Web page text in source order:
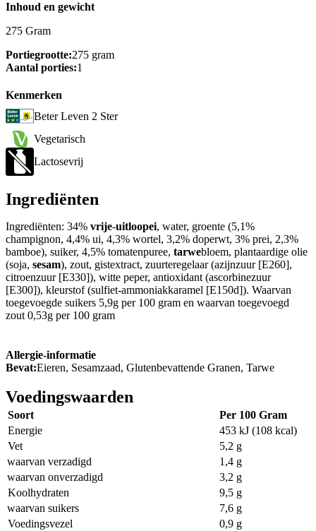
Inhoud en gewicht
275 Gram
Portiegrootte:275 gram
Aantal porties:1
Kenmerken
Beter Leven 2 Ster
Vegetarisch
Lactosevrij
Ingrediënten
Ingrediënten: 34% vrije-uitloopei, water, groente (5,1%
champignon, 4,4% ui, 4,3% wortel, 3,2% doperwt, 3% prei, 2,3%
bamboe), suiker, 4,5% tomatenpuree, tarwebloem, plantaardige olie
(soja, sesam), zout, gistextract, zuurteregelaar (azijnzuur [E260],
citroenzuur [E330]), witte peper, antioxidant (ascorbinezuur
[E300]), kleurstof (sulfiet-ammoniakkaramel [E150d]). Waarvan
toegevoegde suikers 5,9g per 100 gram en waarvan toegevoegd
zout 0,53g per 100 gram
Allergie-informatie
Bevat:Eieren, Sesamzaad, Glutenbevattende Granen, Tarwe
Voedingswaarden
Soort
Per 100 Gram
Energie
453 kJ (108 kcal)
Vet
5,2 g
waarvan verzadigd
1,4 g
waarvan onverzadigd
3,2 g
Koolhydraten
9,5 g
waarvan suikers
7,6 g
Voedingsvezel
0,9 g